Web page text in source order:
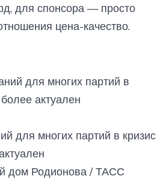
для спонсора — просто
цена-качество.
для многих партий в кризис
дом Родионова / ТАСС